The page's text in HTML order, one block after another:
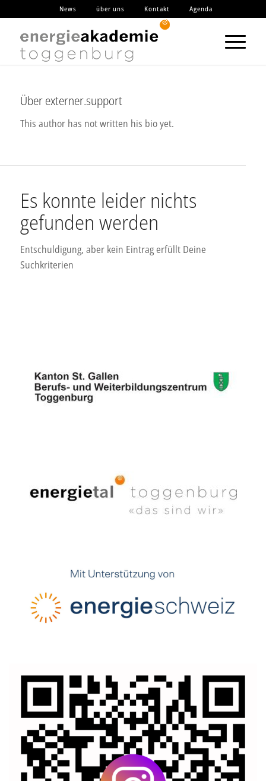
News über uns Kontakt Agenda
Überexterner.support
This author has not written his bio yet.
Es konnte leider nichts
gefunden werden
Entschuldigung, aber kein Eintrag erfüllt Deine
Suchkriterien